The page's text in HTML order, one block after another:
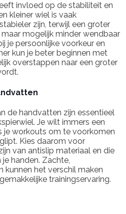
invloed op de stabiliteit en
kleiner wiel is vaak
zijn, terwijl een groter
mogelijk minder wendbaar
je persoonlijke voorkeur en
kun je beter beginnen met
overstappen naar een groter
de handvatten zijn essentieel
Je wilt immers een
je workouts om te voorkomen
Kies daarom voor
van antislip materiaal en die
handen. Zachte,
het verschil maken
trainingservaring.